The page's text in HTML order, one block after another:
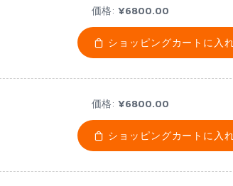
価格: ¥6800.00
ショッピングカートに入
価格: ¥6800.00
ショッピングカートに入